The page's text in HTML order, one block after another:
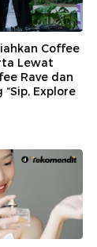
Coffee
Lewat
Rave dan
Explore